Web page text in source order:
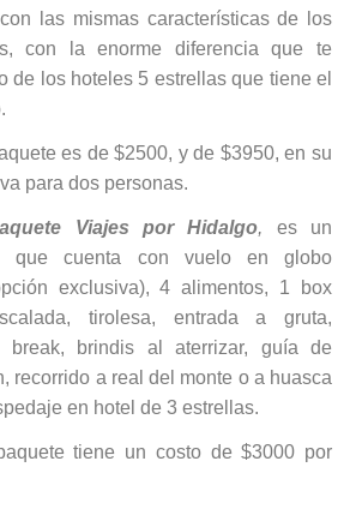
las mismas características de los
con la enorme diferencia que te
de los hoteles 5 estrellas que tiene el
es de $2500, y de $3950, en su
para dos personas.
Viajes por Hidalgo, es un
que cuenta con vuelo en globo
exclusiva), 4 alimentos, 1 box
tirolesa, entrada a gruta,
break, brindis al aterrizar, guía de
recorrido a real del monte o a huasca
en hotel de 3 estrellas.
tiene un costo de $3000 por